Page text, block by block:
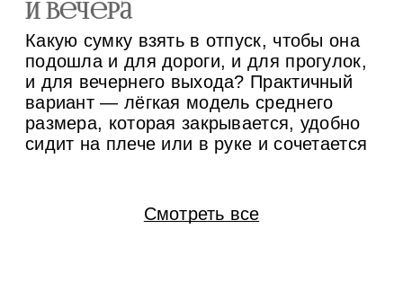
и вечера
Какую сумку взять в отпуск, чтобы она
подошла и для дороги, и для прогулок,
и для вечернего выхода? Практичный
вариант — лёгкая модель среднего
размера, которая закрывается, удобно
сидит на плече или в руке и сочетается
ручки и внутренний вкладыш, одну
основу проще адаптировать под разные
Смотреть все